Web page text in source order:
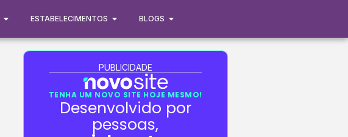
ESTABELECIMENTOS BLOGS
PUBLICIDADE
TENHA UM NOVO SITE HOJE MESMO!
Desenvolvido por
pessoas,